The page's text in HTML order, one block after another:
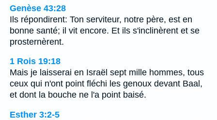
Genèse 43:28
Ils répondirent: Ton serviteur, notre père, est en
bonne santé; il vit encore. Et ils s'inclinèrent et se
prosternèrent.
1 Rois 19:18
Mais je laisserai en Israël sept mille hommes, tous
ceux qui n'ont point fléchi les genoux devant Baal,
et dont la bouche ne l'a point baisé.
Esther 3:2-5